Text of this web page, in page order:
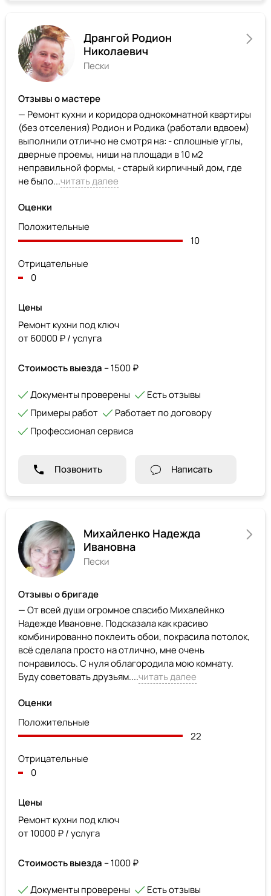
Дрангой Родион
Николаевич
Пески
Отзывы о мастере
— Ремонт кухни и коридора однокомнатной квартиры
(без отселения) Родион и Родика (работали вдвоем)
выполнили отлично не смотря на: - сплошные углы,
дверные проемы, ниши на площади в 10 м2
неправильной формы, - старый кирпичный дом, где
не было...читать далее
Оценки
Положительные
10
Отрицательные
0
Цены
Ремонт кухни под ключ
от 60000 ₽ / услуга
Стоимость выезда – 1500 ₽
Документы проверены
Есть отзывы
Примеры работ
Работает по договору
Профессионал сервиса
Позвонить Написать
Михайленко Надежда
Ивановна
Пески
Отзывы о бригаде
— От всей души огромное спасибо Михалейнко
Надежде Ивановне. Подсказала как красиво
комбинированно поклеить обои, покрасила потолок,
всё сделала просто на отлично, мне очень
понравилось. С нуля облагородила мою комнату.
Буду советовать друзьям....читать далее
Оценки
Положительные
22
Отрицательные
0
Цены
Ремонт кухни под ключ
от 10000 ₽ / услуга
Стоимость выезда – 1000 ₽
Документы проверены Есть отзывы